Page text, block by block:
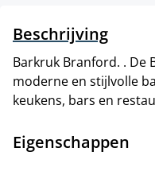
Beschrijving
Barkruk Branford. . De
moderne en stijlvolle
keukens, bars en
Eigenschappen